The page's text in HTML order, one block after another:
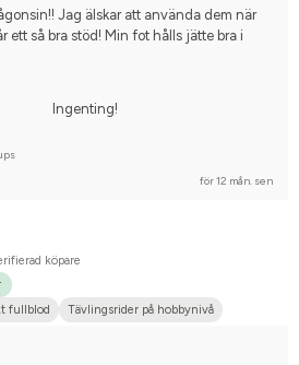
Jag älskar att använda dem när
ett så bra stöd! Min fot hålls jätte bra i
Ingenting!
för 12 mån. sen
köpare
fullblod Tävlingsrider på hobbynivå